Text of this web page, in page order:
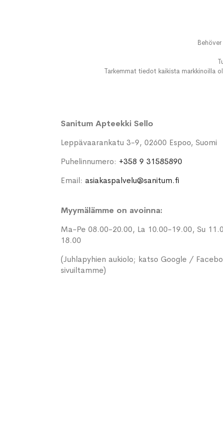
Tarkemmat tiedot kaikista markkinoilla
Sanitum Apteekki Sello
Leppävaarankatu 3-9, 02600 Espoo, Suomi
Puhelinnumero: +358 9 31585890
Email: asiakaspalvelu@sanitum.fi
Myymälämme on avoinna:
Ma-Pe 08.00-20.00, La 10.00-19.00, Su
18.00
(Juhlapyhien aukiolo; katso Google /
sivuiltamme)